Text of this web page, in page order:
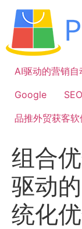
容
AI驱动的营销自
Google
品推外贸获客软
组合
驱动
统化